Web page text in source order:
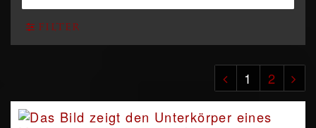
Filter
1 2